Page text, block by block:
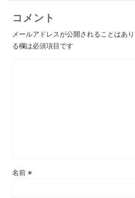
コメント
メールアドレスが公開されることはあり
る欄は必須項目です
名前 ※